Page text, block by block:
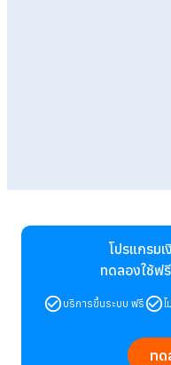
โปรแกรม
ทดลองใช้ฟ
บริการขึ้นระบบ ฟรี
ทด